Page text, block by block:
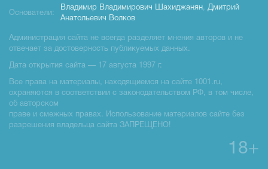
Основатели:
Владимир Владимирович Шахиджанян, Дмитрий
Анатольевич Волков
Администрация сайта не всегда разделяет мнения авторов и не
отвечает за достоверность публикуемых данных.
Дата открытия сайта — 17 августа 1997 г.
Все права на материалы, находящиемся на сайте 1001.ru,
охраняются в соответствии с законодательством РФ, в том числе,
об авторском
праве и смежных правах. Использование материалов сайте без
разрешения владельца сайта ЗАПРЕЩЕНО!
18+